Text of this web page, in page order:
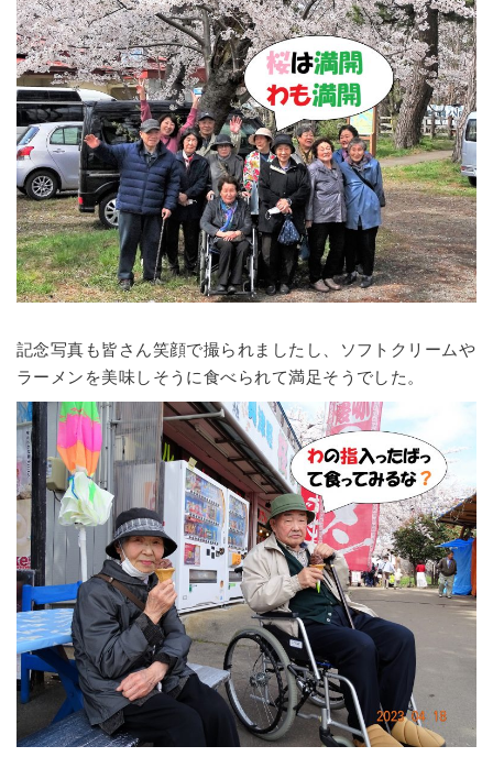
記念写真も皆さん笑顔で撮られましたし、ソフトクリームや
ラーメンを美味しそうに食べられて満足そうでした。